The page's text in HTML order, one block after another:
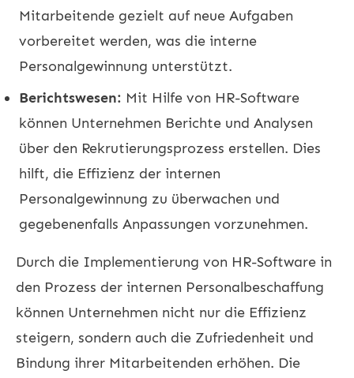
Mitarbeitende gezielt auf neue Aufgaben
vorbereitet werden, was die interne
Personalgewinnung unterstützt.
Berichtswesen: Mit Hilfe von HR-Software
können Unternehmen Berichte und Analysen
über den Rekrutierungsprozess erstellen. Dies
hilft, die Effizienz der internen
Personalgewinnung zu überwachen und
gegebenenfalls Anpassungen vorzunehmen.
Durch die Implementierung von HR-Software in
den Prozess der internen Personalbeschaffung
können Unternehmen nicht nur die Effizienz
steigern, sondern auch die Zufriedenheit und
Bindung ihrer Mitarbeitenden erhöhen. Die